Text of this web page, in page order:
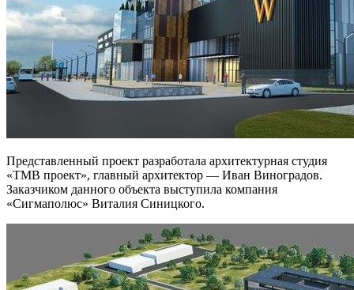
Представленный проект разработала архитектурная студия
«ТМВ проект», главный архитектор — Иван Виноградов.
Заказчиком данного объекта выступила компания
«Сигмаполюс» Виталия Синицкого.